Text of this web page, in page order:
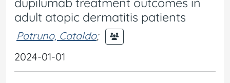
adult atopic dermatitis patients
Patruno, Cataldo;
2024-01-01